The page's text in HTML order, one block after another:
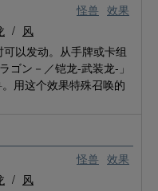
怪兽 效果
/ 风
以发动。从手牌或卡组
ゴン－／铠龙-武装龙-」
用这个效果特殊召唤的
怪兽 效果
/ 风